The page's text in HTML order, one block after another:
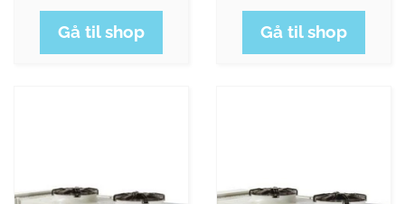
Gå til shop Gå til shop